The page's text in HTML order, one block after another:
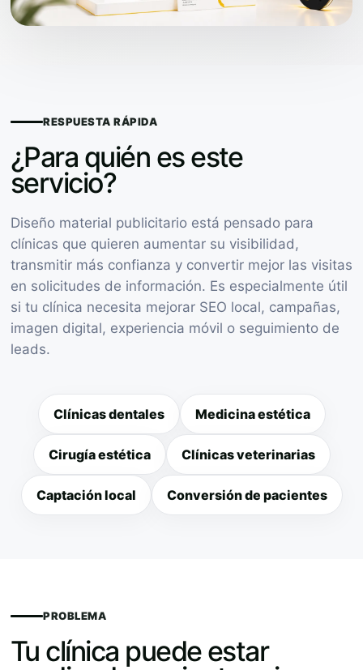
RESPUESTA RÁPIDA
¿Para quién es este
servicio?
Diseño material publicitario está pensado para
clínicas que quieren aumentar su visibilidad,
transmitir más confianza y convertir mejor las visitas
en solicitudes de información. Es especialmente útil
si tu clínica necesita mejorar SEO local, campañas,
imagen digital, experiencia móvil o seguimiento de
leads.
Clínicas dentales Medicina estética
Cirugía estética Clínicas veterinarias
Captación local Conversión de pacientes
PROBLEMA
Tu clínica puede estar